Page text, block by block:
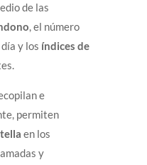
de las
, el número
y los índices de
e
permiten
en los
y